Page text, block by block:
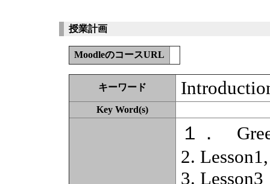
授業計画
MoodleのコースURL
キーワード
Key Word(s)
１．
2.
3. Lesson3